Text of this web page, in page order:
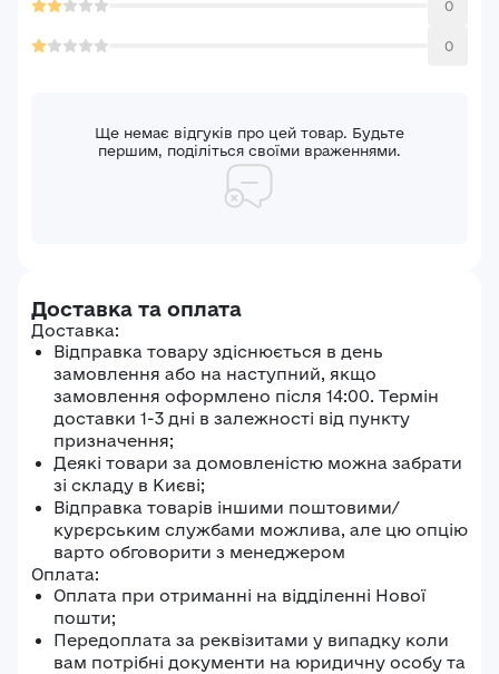
0
0
Ще немає відгуків про цей товар. Будьте
першим, поділіться своїми враженнями.
Доставка та оплата
Доставка:
Відправка товару здіснюється в день
замовлення або на наступний, якщо
замовлення оформлено після 14:00. Термін
доставки 1-3 дні в залежності від пункту
призначення;
Деякі товари за домовленістю можна забрати
зі складу в Києві;
Відправка товарів іншими поштовими/
курєрським службами можлива, але цю опцію
варто обговорити з менеджером
Оплата:
Оплата при отриманні на відділенні Нової
пошти;
Передоплата за реквізитами у випадку коли
вам потрібні документи на юридичну особу та